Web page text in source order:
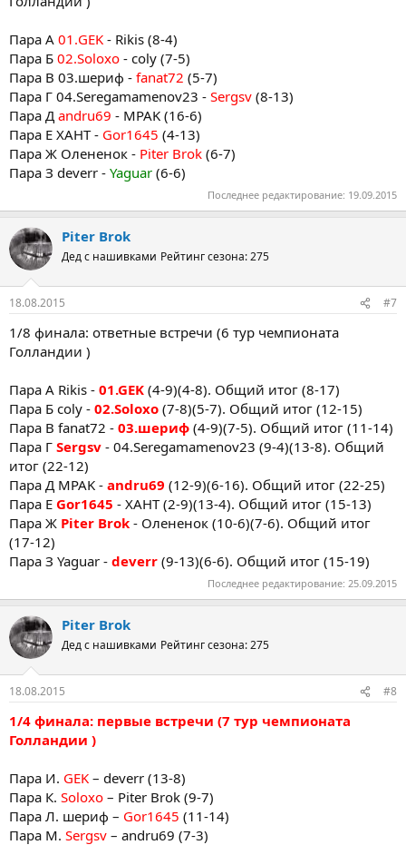
Пара А 01.GEK - Rikis (8-4)
Пара Б 02.Soloxo - coly (7-5)
Пара В 03.шериф - fanat72 (5-7)
Пара Г 04.Seregamamenov23 - Sergsv (8-13)
Пара Д andru69 - MPAK (16-6)
Пара Е ХАНТ - Gor1645 (4-13)
Пара Ж Олененок - Piter Brok (6-7)
Пара З deverr - Yaguar (6-6)
Последнее редактирование: 19.09.2015
Piter Brok
Дед с нашивками Рейтинг сезона: 275
18.08.2015 #7
1/8 финала: ответные встречи (6 тур чемпионата
Голландии )
Пара А Rikis - 01.GEK (4-9)(4-8). Общий итог (8-17)
Пара Б coly - 02.Soloxo (7-8)(5-7). Общий итог (12-15)
Пара В fanat72 - 03.шериф (4-9)(7-5). Общий итог (11-14)
Пара Г Sergsv - 04.Seregamamenov23 (9-4)(13-8). Общий
итог (22-12)
Пара Д MPAK - andru69 (12-9)(6-16). Общий итог (22-25)
Пара Е Gor1645 - ХАНТ (2-9)(13-4). Общий итог (15-13)
Пара Ж Piter Brok - Олененок (10-6)(7-6). Общий итог
(17-12)
Пара З Yaguar - deverr (9-13)(6-6). Общий итог (15-19)
Последнее редактирование: 25.09.2015
Piter Brok
Дед с нашивками Рейтинг сезона: 275
18.08.2015 #8
1/4 финала: первые встречи (7 тур чемпионата
Голландии )
Пара И. GEK – deverr (13-8)
Пара К. Soloxo – Piter Brok (9-7)
Пара Л. шериф – Gor1645 (11-14)
Пара М. Sergsv – andru69 (7-3)